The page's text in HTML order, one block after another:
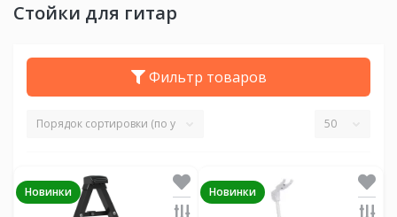
Стойки для гитар
Фильтр товаров
Новинки Новинки